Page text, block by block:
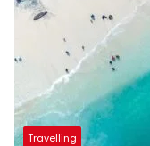
Travelling